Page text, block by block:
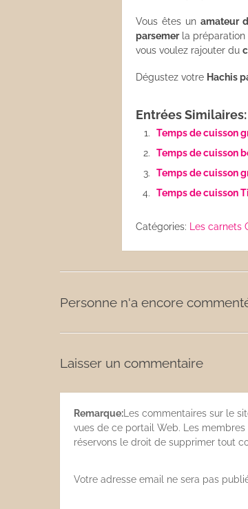
Vous êtes unamateur
parsemerla préparation
vous voulez rajouter du
Dégustez votre Hachis
Entrées Similaires:
Temps de cuisson
Temps de cuisson
Temps de cuisson
Temps de cuisson
Catégories: Les carnets
Personne n'a encore
Laisser un commentaire
Remarque: Les commentaires sur le
vues de ce portail Web. Les
réservons le droit de supprimer tout
Votre adresse email ne sera pas